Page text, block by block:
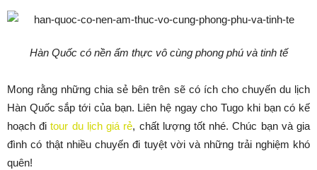
Hàn Quốc có nền ẩm thực vô cùng phong phú và tinh tế
Mong rằng những chia sẻ bên trên sẽ có ích cho chuyến du lịch
Hàn Quốc sắp tới của bạn. Liên hệ ngay cho Tugo khi bạn có kế
hoạch đitour du lịch giá rẻ, chất lượng tốt nhé. Chúc bạn và gia
đình có thật nhiều chuyến đi tuyệt vời và những trải nghiệm khó
quên!